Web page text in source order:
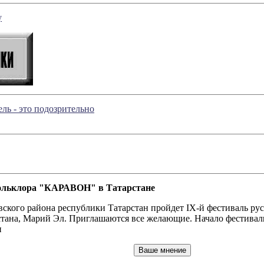
- это подозрительно
"КАРАВОН" в Татарстане
района республики Татарстан пройдет IX-й
Марий Эл. Приглашаются все желающие. Начало